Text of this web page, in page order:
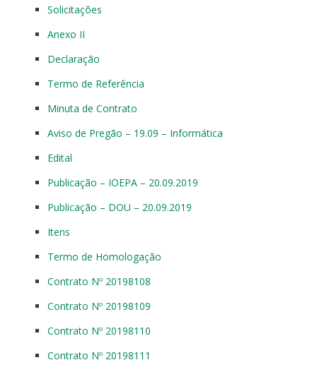
Solicitações
Anexo II
Declaração
Termo de Referência
Minuta de Contrato
Aviso de Pregão – 19.09 – Informática
Edital
Publicação – IOEPA – 20.09.2019
Publicação – DOU – 20.09.2019
Itens
Termo de Homologação
Contrato Nº 20198108
Contrato Nº 20198109
Contrato Nº 20198110
Contrato Nº 20198111